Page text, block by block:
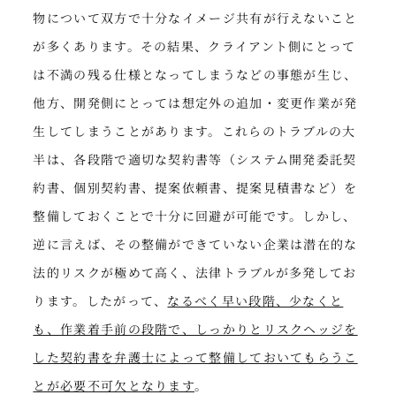
物について双方で十分なイメージ共有が行えないこと
が多くあります。その結果、クライアント側にとって
は不満の残る仕様となってしまうなどの事態が生じ、
他方、開発側にとっては想定外の追加・変更作業が発
生してしまうことがあります。これらのトラブルの大
半は、各段階で適切な契約書等（システム開発委託契
約書、個別契約書、提案依頼書、提案見積書など）を
整備しておくことで十分に回避が可能です。しかし、
逆に言えば、その整備ができていない企業は潜在的な
法的リスクが極めて高く、法律トラブルが多発してお
ります。したがって、 なるべく早い段階、少なくと
も、作業着手前の段階で、しっかりとリスクヘッジを
した契約書を弁護士によって整備しておいてもらうこ
とが必要不可欠となります。